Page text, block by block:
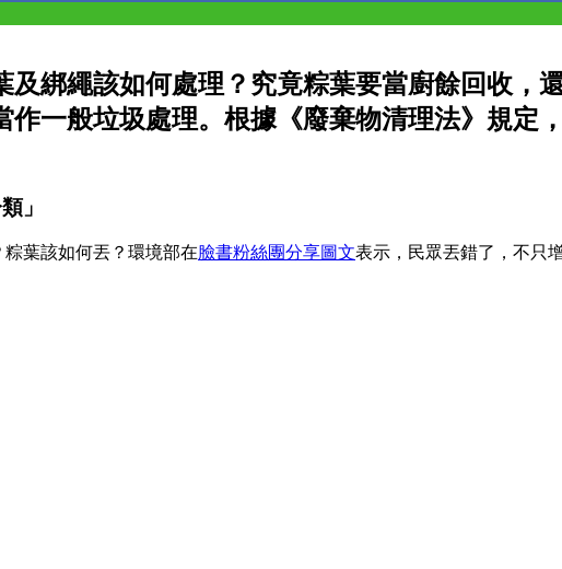
綁繩該如何處理？究竟粽葉要當廚餘回收，
一般垃圾處理。根據《廢棄物清理法》規定
」
葉該如何丟？環境部在臉書粉絲團分享圖文表示，民眾丟錯了，不只